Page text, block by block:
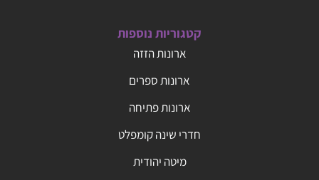
קטגוריות נוספות
ארונות הזזה
ארונות ספרים
ארונות פתיחה
חדרי שינה קומפלט
מיטה יהודית